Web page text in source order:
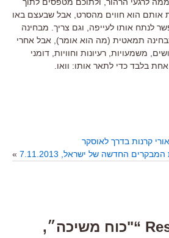
אותם הוא חווים מהסרט, אבל שבעצם באו
לנתח אותו לעייפה, וגם צריך. מבחינה
תמאטית (מה הוא אומר), אבל אחרי
משמעויות, רעיונות וחוויות, דומני
בלבד כדי לתאר אותו: וואו.
החדשה של ישראל, 7.11.2013
»
16 Responses to “"כוח משיכה״,